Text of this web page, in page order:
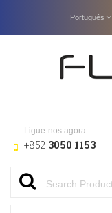
Português
Ligue-nos agora
+852 3050 1153